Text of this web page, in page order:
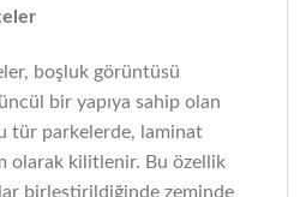
boşluk görüntüsü
bir yapıya sahip olan
tür parkelerde, laminat
olarak kilitlenir. Bu özellik
birleştirildiğinde zeminde